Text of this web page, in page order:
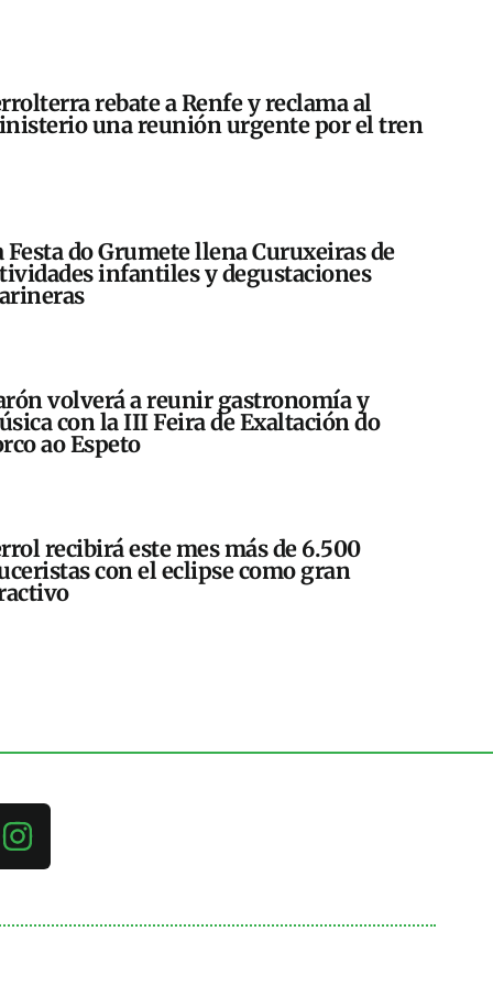
rebate a Renfe y reclama al
una reunión urgente por el tren
Festa do Grumete llena Curuxeiras de
infantiles y degustaciones
volverá a reunir gastronomía y
con la III Feira de Exaltación do
ao Espeto
recibirá este mes más de 6.500
con el eclipse como gran